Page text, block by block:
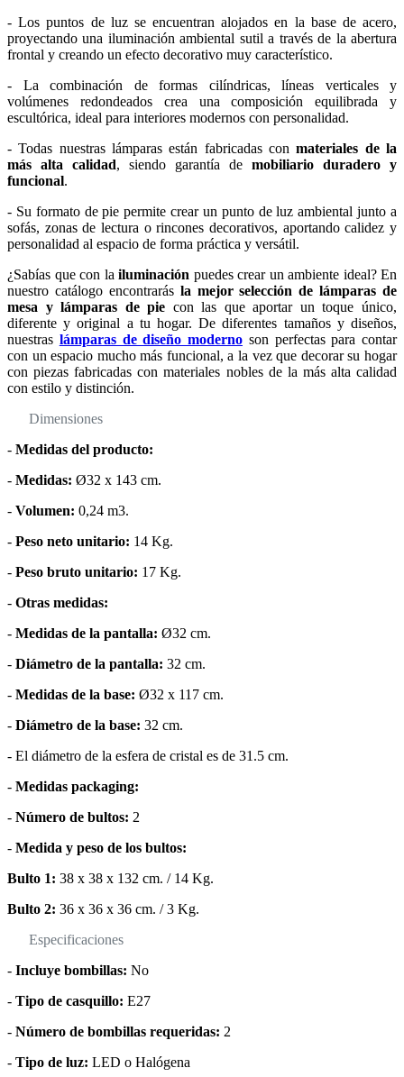
- Los puntos de luz se encuentran alojados en la base de acero,
proyectando una iluminación ambiental sutil a través de la abertura
frontal y creando un efecto decorativo muy característico.
- La combinación de formas cilíndricas, líneas verticales y
volúmenes redondeados crea una composición equilibrada y
escultórica, ideal para interiores modernos con personalidad.
- Todas nuestras lámparas están fabricadas conmateriales de la
más alta calidad, siendo garantía de mobiliario duradero y
funcional.
- Su formato de pie permite crear un punto de luz ambiental junto a
sofás, zonas de lectura o rincones decorativos, aportando calidez y
personalidad al espacio de forma práctica y versátil.
¿Sabías que con la iluminación puedes crear un ambiente ideal? En
nuestro catálogo encontrarás la mejor selección de lámparas de
mesa y lámparas de pie con las que aportar un toque único,
diferente y original a tu hogar. De diferentes tamaños y diseños,
nuestras lámparas de diseño moderno son perfectas para contar
con un espacio mucho más funcional, a la vez que decorar su hogar
con piezas fabricadas con materiales nobles de la más alta calidad
con estilo y distinción.
Dimensiones
- Medidas del producto:
- Medidas: Ø32 x 143 cm.
- Volumen: 0,24 m3.
- Peso neto unitario: 14 Kg.
- Peso bruto unitario: 17 Kg.
- Otras medidas:
- Medidas de la pantalla: Ø32 cm.
- Diámetro de la pantalla: 32 cm.
- Medidas de la base: Ø32 x 117 cm.
- Diámetro de la base: 32 cm.
- El diámetro de la esfera de cristal es de 31.5 cm.
- Medidas packaging:
- Número de bultos: 2
- Medida y peso de los bultos:
Bulto 1: 38 x 38 x 132 cm. / 14 Kg.
Bulto 2: 36 x 36 x 36 cm. / 3 Kg.
Especificaciones
- Incluye bombillas: No
- Tipo de casquillo: E27
- Número de bombillas requeridas: 2
- Tipo de luz: LED o Halógena